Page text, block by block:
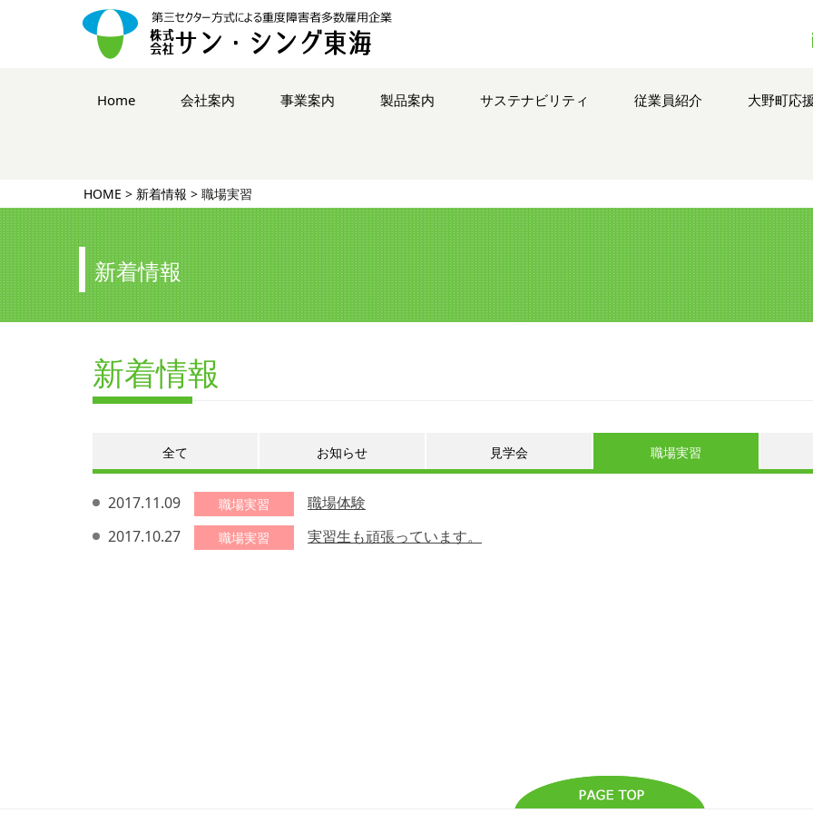
ス
キ
ッ
プ
Home 会社案内 事業案内 製品案内 サステナビリティ 従業員紹介 大野町応
HOME > 新着情報 > 職場実習
新着情報
新着情報
全て お知らせ 見学会 職場実習
2017.11.09 職場実習
職場体験
2017.10.27
職場実習 実習生も頑張っています。